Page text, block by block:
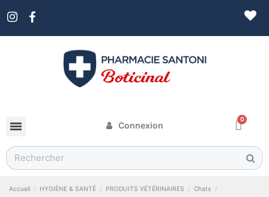
Connexion
Accueil HYGIÈNE & SANTÉ PRODUITS VÉTÉRINAIRES
Chats